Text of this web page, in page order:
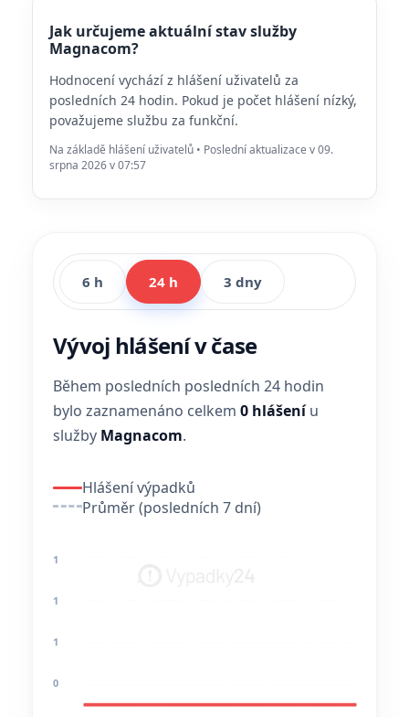
Jak určujeme aktuální stav služby
Magnacom?
Hodnocení vychází z hlášení uživatelů za
posledních 24 hodin. Pokud je počet hlášení nízký,
považujeme službu za funkční.
Na základě hlášení uživatelů • Poslední aktualizace v 09.
srpna 2026 v 07:57
6 h 24 h 3 dny
Vývoj hlášení v čase
Během posledních posledních 24 hodin
bylo zaznamenáno celkem 0 hlášeníu
služby Magnacom.
Hlášení výpadků
Průměr (posledních 7 dní)
1
1
1
0